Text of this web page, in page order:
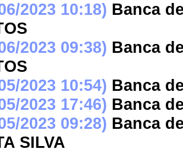
2023 10:18) Banca
2023 09:38) Banca
2023 10:54) Banca
2023 17:46) Banca
2023 09:28) Banca
SILVA